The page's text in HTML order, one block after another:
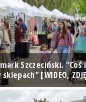
Szczeciński.
[WIDEO,